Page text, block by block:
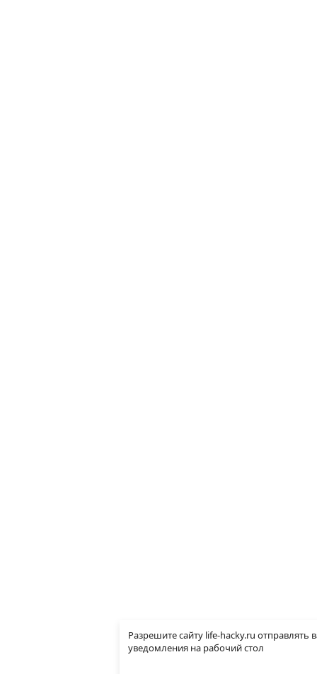
Разрешите сайту life-hacky.ru отправлять
уведомления на рабочий стол